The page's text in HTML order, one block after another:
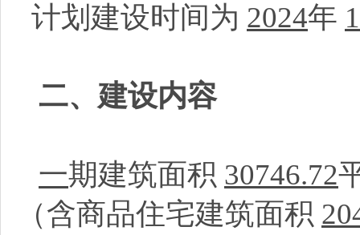
计划建设时间为 2024年
二、建设内容
一期建筑面积 30746.72
（含商品住宅建筑面积